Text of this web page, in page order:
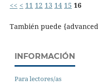
<< < 11 12 13 14 15 16
También puede
INFORMACIÓN
Para lectores/as